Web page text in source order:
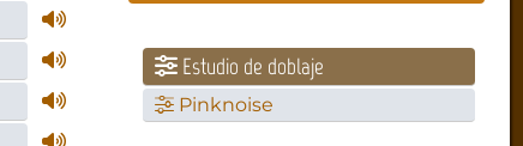
Estudio de doblaje
Pinknoise